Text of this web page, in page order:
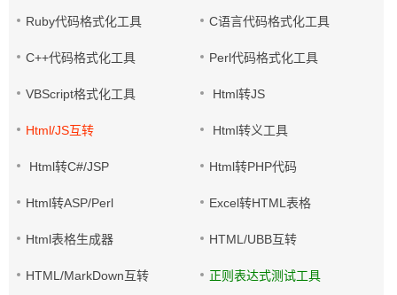
Ruby代码格式化工具 C语言代码格式化工具
C++代码格式化工具 Perl代码格式化工具
VBScript格式化工具 Html转JS
Html/JS互转 Html转义工具
Html转C#/JSP Html转PHP代码
Html转ASP/Perl Excel转HTML表格
Html表格生成器 HTML/UBB互转
HTML/MarkDown互转 正则表达式测试工具